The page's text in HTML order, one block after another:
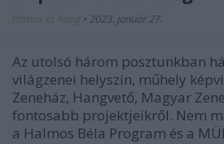
Ritmus és hang • 2023. január 27.
Az utolsó három posztunkban
világzenei helyszín, műhely
Zeneház, Hangvető, Magyar
fontosabb projektjeikről. Nem
a Halmos Béla Program és a